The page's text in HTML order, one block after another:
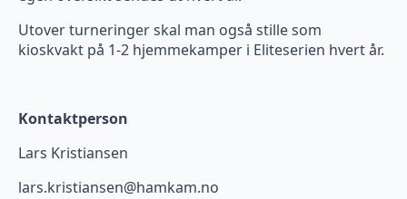
Utover turneringer skal man også stille som
kioskvakt på 1-2 hjemmekamper i Eliteserien hvert år.
Kontaktperson
Lars Kristiansen
lars.kristiansen@hamkam.no